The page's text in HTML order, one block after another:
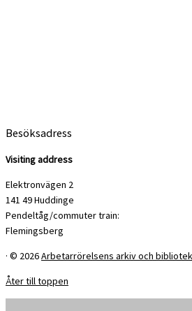
Besöksadress
Visiting address
Elektronvägen 2
141 49 Huddinge
Pendeltåg/commuter train:
Flemingsberg
· © 2026Arbetarrörelsens arkiv och bibliotek
Åter till toppen